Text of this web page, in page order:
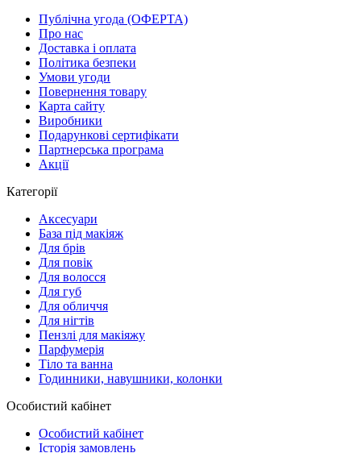
Публічна угода (ОФЕРТА)
Про нас
Доставка і оплата
Політика безпеки
Умови угоди
Повернення товару
Карта сайту
Виробники
Подарункові сертифікати
Партнерська програма
Акції
Категорії
Аксесуари
База під макіяж
Для брів
Для повік
Для волосся
Для губ
Для обличчя
Для нігтів
Пензлі для макіяжу
Парфумерія
Тіло та ванна
Годинники, навушники, колонки
Особистий кабінет
Особистий кабінет
Історія замовлень